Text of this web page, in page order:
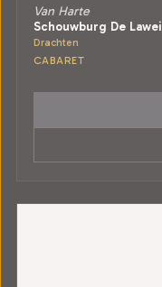
Van Harte
Schouwburg De Lawei
Drachten
CABARET